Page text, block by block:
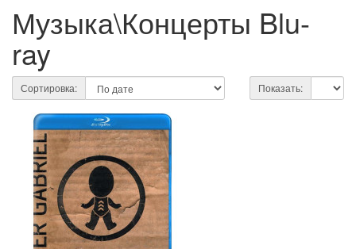
Музыка\Концерты Blu-
ray
Сортировка: Показать: